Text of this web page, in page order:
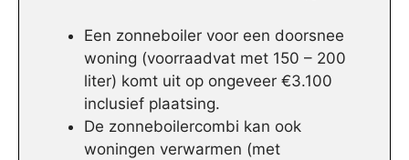
Een zonneboiler voor een doorsnee
woning (voorraadvat met 150 – 200
liter) komt uit op ongeveer €3.100
inclusief plaatsing.
De zonneboilercombi kan ook
woningen verwarmen (met